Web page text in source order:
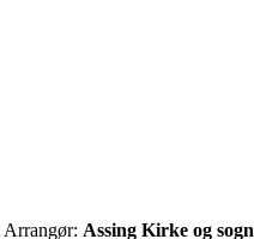
Arrangør: Assing Kirke og sogn